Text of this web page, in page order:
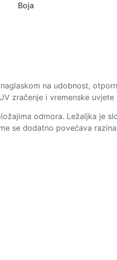
Boja
na udobnost,
zračenje i vremenske
odmora. Ležaljka je
se dodatno povećava